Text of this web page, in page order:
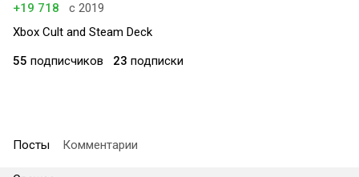
+19 718
с 2019
Xbox Cult and Steam Deck
55 подписчиков 23 подписки
Посты Комментарии